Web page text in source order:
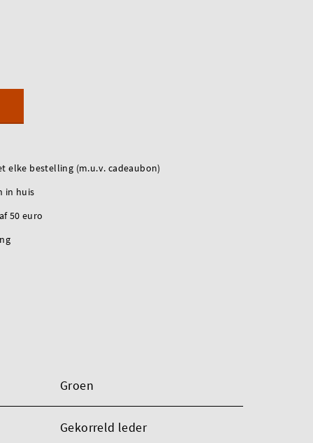
elke bestelling (m.u.v. cadeaubon)
in huis
50 euro
Groen
Gekorreld leder